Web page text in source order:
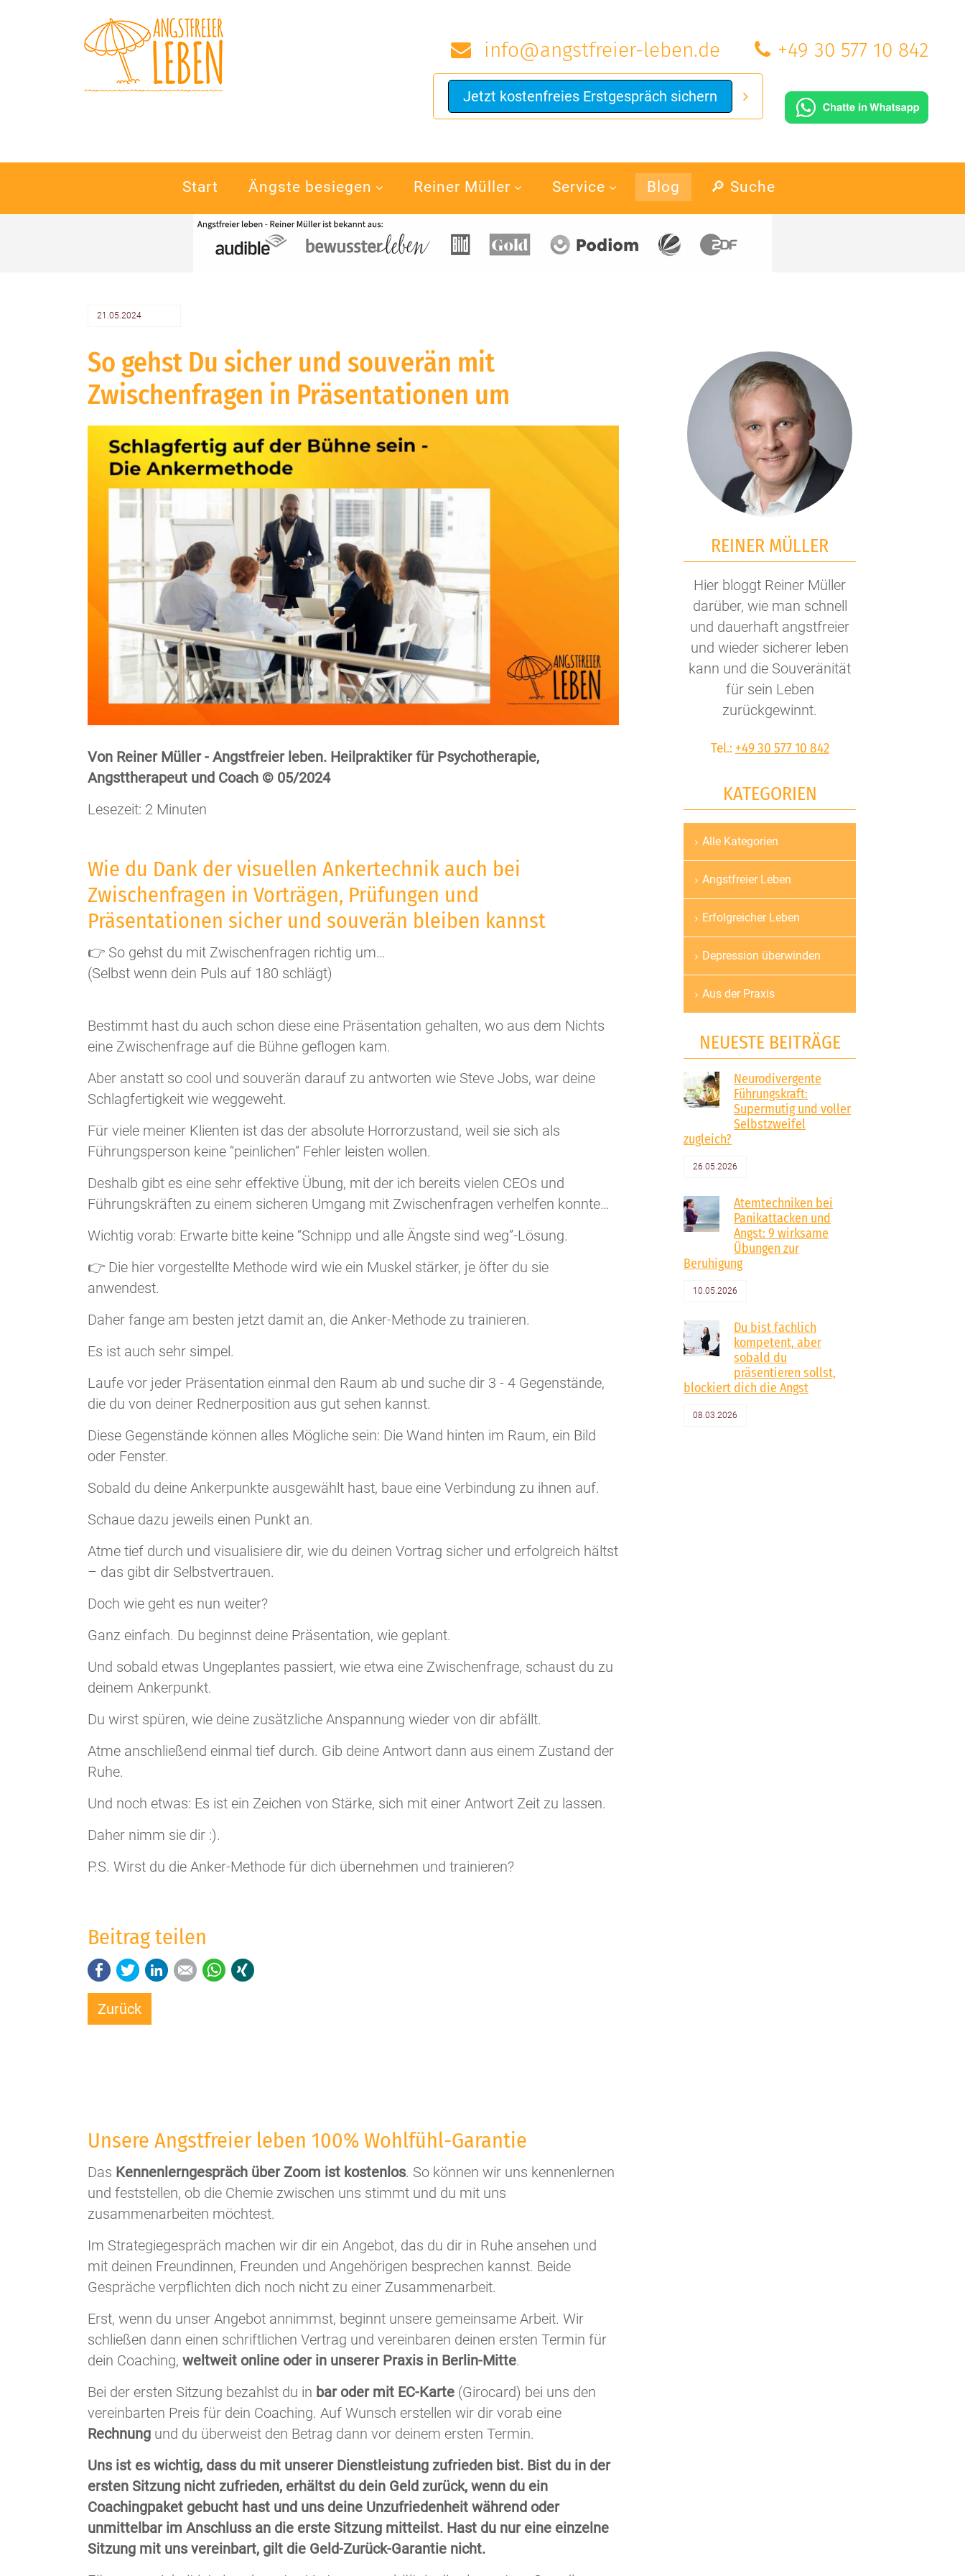
+49 30 577 10 842
info@angstfreier-leben.de
Jetzt kostenfreies Erstgespräch sichern
Navigation
Start Ängste besiegen Reiner Müller Service Blog 🔎 Suche
21.05.2024
So gehst Du sicher und souverän mit
Zwischenfragen in Präsentationen um
Von Reiner Müller - Angstfreier leben. Heilpraktiker für Psychotherapie,
Angsttherapeut und Coach © 05/2024
Lesezeit: 2 Minuten
Wie du Dank der visuellen Ankertechnik auch bei
Zwischenfragen in Vorträgen, Prüfungen und
Präsentationen sicher und souverän bleiben kannst
👉 So gehst du mit Zwischenfragen richtig um…
(Selbst wenn dein Puls auf 180 schlägt)
Bestimmt hast du auch schon diese eine Präsentation gehalten, wo aus dem Nichts
eine Zwischenfrage auf die Bühne geflogen kam.
Aber anstatt so cool und souverän darauf zu antworten wie Steve Jobs, war deine
Schlagfertigkeit wie weggeweht.
Für viele meiner Klienten ist das der absolute Horrorzustand, weil sie sich als
Führungsperson keine “peinlichen” Fehler leisten wollen.
Deshalb gibt es eine sehr effektive Übung, mit der ich bereits vielen CEOs und
Führungskräften zu einem sicheren Umgang mit Zwischenfragen verhelfen konnte…
Wichtig vorab: Erwarte bitte keine “Schnipp und alle Ängste sind weg”-Lösung.
👉 Die hier vorgestellte Methode wird wie ein Muskel stärker, je öfter du sie
anwendest.
Daher fange am besten jetzt damit an, die Anker-Methode zu trainieren.
Es ist auch sehr simpel.
Laufe vor jeder Präsentation einmal den Raum ab und suche dir 3 - 4 Gegenstände,
die du von deiner Rednerposition aus gut sehen kannst.
Diese Gegenstände können alles Mögliche sein: Die Wand hinten im Raum, ein Bild
oder Fenster.
Sobald du deine Ankerpunkte ausgewählt hast, baue eine Verbindung zu ihnen auf.
Schaue dazu jeweils einen Punkt an.
Atme tief durch und visualisiere dir, wie du deinen Vortrag sicher und erfolgreich hältst
– das gibt dir Selbstvertrauen.
Doch wie geht es nun weiter?
Ganz einfach. Du beginnst deine Präsentation, wie geplant.
Und sobald etwas Ungeplantes passiert, wie etwa eine Zwischenfrage, schaust du zu
deinem Ankerpunkt.
Du wirst spüren, wie deine zusätzliche Anspannung wieder von dir abfällt.
Atme anschließend einmal tief durch. Gib deine Antwort dann aus einem Zustand der
Ruhe.
Und noch etwas: Es ist ein Zeichen von Stärke, sich mit einer Antwort Zeit zu lassen.
Daher nimm sie dir :).
P.S. Wirst du die Anker-Methode für dich übernehmen und trainieren?
Beitrag teilen
Facebook
TwitterLinkedIn
E-mailWhatsApp
Zurück
Unsere Angstfreier leben 100% Wohlfühl-Garantie
Das Kennenlerngespräch über Zoom ist kostenlos. So können wir uns kennenlernen
und feststellen, ob die Chemie zwischen uns stimmt und du mit uns
zusammenarbeiten möchtest.
Im Strategiegespräch machen wir dir ein Angebot, das du dir in Ruhe ansehen und
mit deinen Freundinnen, Freunden und Angehörigen besprechen kannst. Beide
Gespräche verpflichten dich noch nicht zu einer Zusammenarbeit.
Erst, wenn du unser Angebot annimmst, beginnt unsere gemeinsame Arbeit. Wir
schließen dann einen schriftlichen Vertrag und vereinbaren deinen ersten Termin für
dein Coaching, weltweit online oder in unserer Praxis in Berlin-Mitte.
Bei der ersten Sitzung bezahlst du in bar oder mit EC-Karte (Girocard) bei uns den
vereinbarten Preis für dein Coaching. Auf Wunsch erstellen wir dir vorab eine
Rechnung und du überweist den Betrag dann vor deinem ersten Termin.
Uns ist es wichtig, dass du mit unserer Dienstleistung zufrieden bist. Bist du in der
ersten Sitzung nicht zufrieden, erhältst du dein Geld zurück, wenn du ein
Coachingpaket gebucht hast und uns deine Unzufriedenheit während oder
unmittelbar im Anschluss an die erste Sitzung mitteilst. Hast du nur eine einzelne
Sitzung mit uns vereinbart, gilt die Geld-Zurück-Garantie nicht.
REINER MÜLLER
Hier bloggt Reiner Müller
darüber, wie man schnell
und dauerhaft angstfreier
und wieder sicherer leben
kann und die Souveränität
für sein Leben
zurückgewinnt.
Tel.: +49 30 577 10 842
KATEGORIEN
Navigation
überspringen
Alle Kategorien
Angstfreier Leben
Erfolgreicher Leben
Depression überwinden
Aus der Praxis
NEUESTE BEITRÄGE
Neurodivergente
Führungskraft:
Supermutig und voller
Selbstzweifel
zugleich?
26.05.2026
Atemtechniken bei
Panikattacken und
Angst: 9 wirksame
Übungen zur
Beruhigung
10.05.2026
Du bist fachlich
kompetent, aber
sobald du
präsentieren sollst,
blockiert dich die Angst
08.03.2026